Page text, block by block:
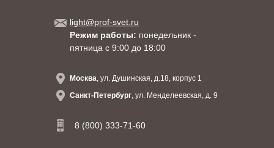
light@prof-svet.ru
Режим работы: понедельник -
пятница с 9:00 до 18:00
Москва, ул. Душинская, д.18, корпус 1
Санкт-Петербург, ул. Менделеевская, д. 9
8 (800) 333-71-60